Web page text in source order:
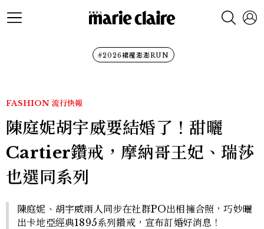
#2026裙襬澎澎RUN
FASHION 流行快報
陳庭妮胡宇威要結婚了！甜曬
Cartier鑽戒，摩納哥王妃、瑞莎
也選同系列
陳庭妮、胡宇威兩人同步在社群PO出相擁合照，巧妙曬
出卡地亞經典1895系列鑽戒，宣布訂婚好消息！